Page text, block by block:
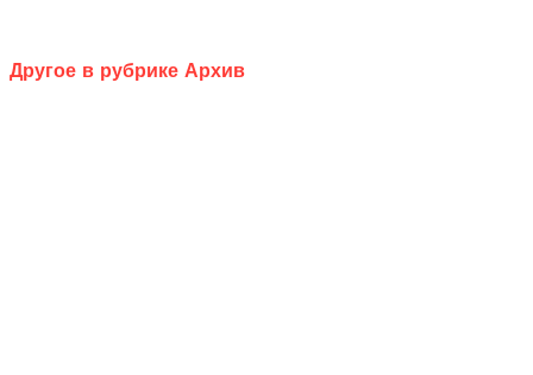
Другое в рубрике Архив